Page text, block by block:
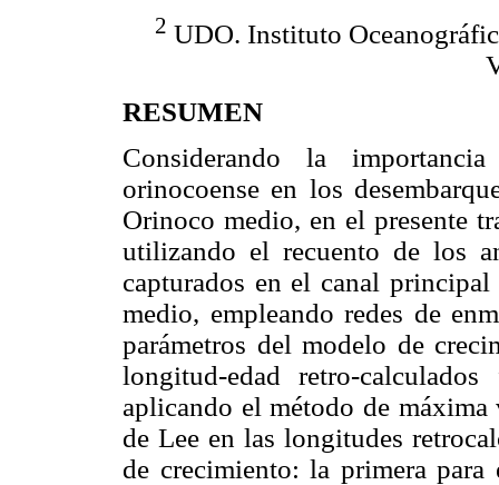
2 UDO. Instituto
RESUMEN
Considerando la
orinocoense en los
Orinoco medio, en el presente
utilizando el recuento de los
capturados en el canal
medio, empleando redes de
parámetros del modelo de
longitud-edad retro-
aplicando el método de
de Lee en las longitudes
de crecimiento: la primera